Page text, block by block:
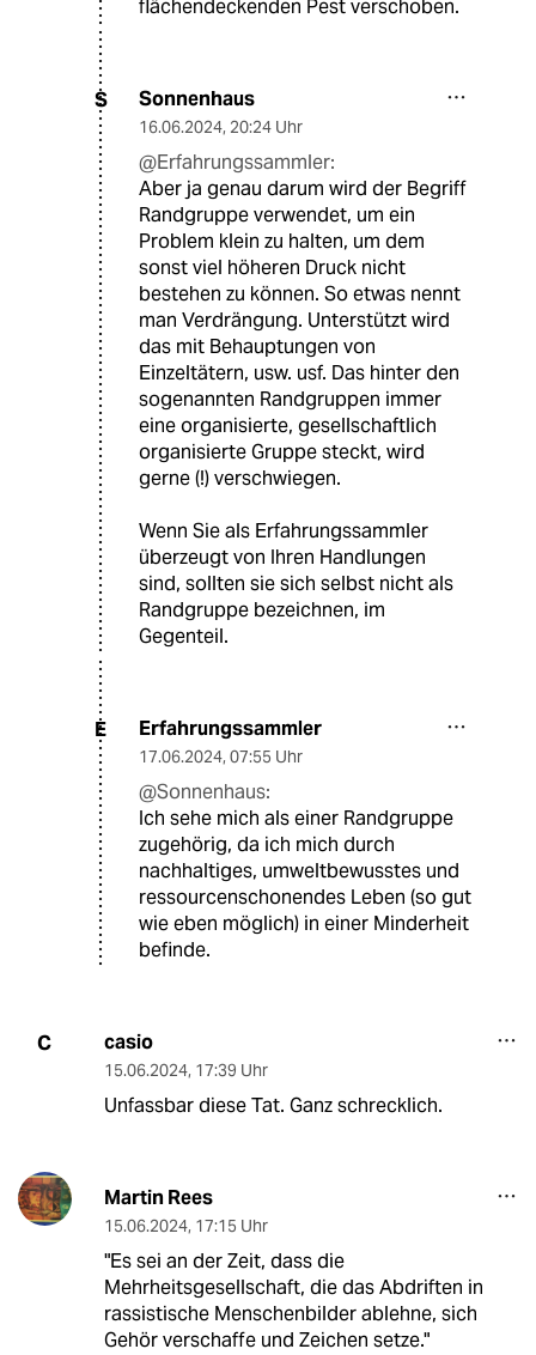
flächendeckenden Pest verschoben.
S Sonnenhaus
16.06.2024, 20:24 Uhr
@Erfahrungssammler:
Aber ja genau darum wird der Begriff
Randgruppe verwendet, um ein
Problem klein zu halten, um dem
sonst viel höheren Druck nicht
bestehen zu können. So etwas nennt
man Verdrängung. Unterstützt wird
das mit Behauptungen von
Einzeltätern, usw. usf. Das hinter den
sogenannten Randgruppen immer
eine organisierte, gesellschaftlich
organisierte Gruppe steckt, wird
gerne (!) verschwiegen.
Wenn Sie als Erfahrungssammler
überzeugt von Ihren Handlungen
sind, sollten sie sich selbst nicht als
Randgruppe bezeichnen, im
Gegenteil.
E Erfahrungssammler
17.06.2024, 07:55 Uhr
@Sonnenhaus:
Ich sehe mich als einer Randgruppe
zugehörig, da ich mich durch
nachhaltiges, umweltbewusstes und
ressourcenschonendes Leben (so gut
wie eben möglich) in einer Minderheit
befinde.
C casio
15.06.2024, 17:39 Uhr
Unfassbar diese Tat. Ganz schrecklich.
Martin Rees
15.06.2024, 17:15 Uhr
"Es sei an der Zeit, dass die
Mehrheitsgesellschaft, die das Abdriften in
rassistische Menschenbilder ablehne, sich
Gehör verschaffe und Zeichen setze."